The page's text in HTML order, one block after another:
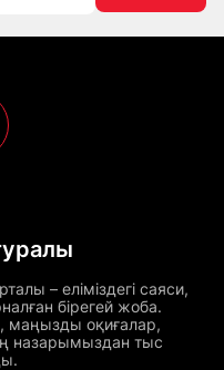
– еліміздегі саяси,
бірегей жоба.
маңызды оқиғалар,
назарымыздан тыс